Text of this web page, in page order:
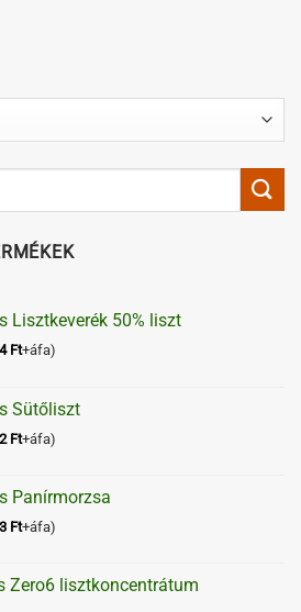
Lisztkeverék 50% liszt
Ft+áfa)
Sütőliszt
Ft+áfa)
Panírmorzsa
Ft+áfa)
Zero6 lisztkoncentrátum